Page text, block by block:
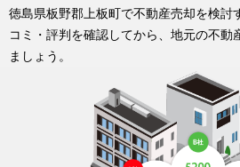
徳島県板野郡上板町で不動産売却を検討
コミ・評判を確認してから、地元の不動
ましょう。